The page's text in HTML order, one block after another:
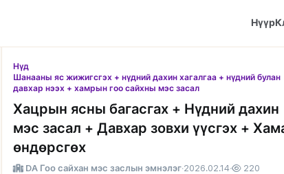
Нүүр
Нүд
Шанааны яс жижигсгэх + нүдний дахин хагалгаа + нүдний булан
давхар нээх + хамрын гоо сайхны мэс засал
Хацрын ясны багасгах + Нүдний дахин
мэс засал + Давхар зовхи үүсгэх +
өндөрсгөх
DA Гоо сайхан мэс заслын эмнэлэг·2026.02.14· 220